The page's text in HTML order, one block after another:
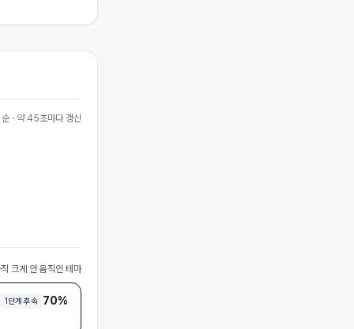
· 약 45초마다 갱신
크게 안 움직인 테마
1단계 후속 70%